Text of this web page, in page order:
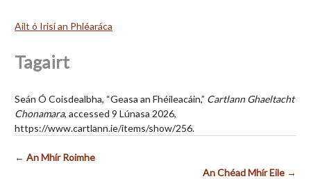
Ailt ó Irisí an Phléaráca
Tagairt
Seán Ó Coisdealbha, “Geasa an Fhéileacáin,” Cartlann Ghaeltacht
Chonamara, accessed 9 Lúnasa 2026,
https://www.cartlann.ie/items/show/256.
← An Mhír Roimhe
An Chéad Mhír Eile →